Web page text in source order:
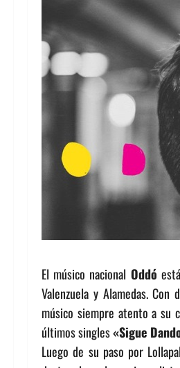
El músico nacional Oddó
Valenzuela y Alamedas.
músico siempre atento a su
últimos singles«Sigue
Luego de su paso por